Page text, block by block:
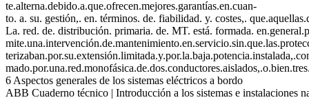
te.alterna.debido.a.que.ofrecen.mejores.garantías.en.cuan-
to. a. su. gestión,. en. términos. de. fiabilidad. y. costes,.
La. red. de. distribución. primaria. de. MT. está. formada.
6 Aspectos generales de los sistemas eléctricos a bordo
ABB Cuaderno técnico | Introducción a los sistemas e instalaciones